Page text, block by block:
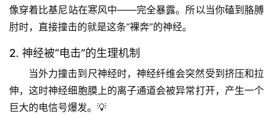
像穿着比基尼站在寒风中——完全暴露。所以当你磕到胳膊
肘时，直接撞击的就是这条“裸奔”的神经。
2. 神经被“电击”的生理机制
当外力撞击到尺神经时，神经纤维会突然受到挤压和拉
伸，这时神经细胞膜上的离子通道会被异常打开，产生一个
巨大的电信号爆发。💡